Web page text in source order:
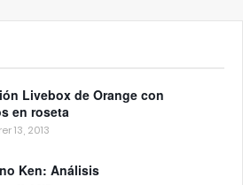
Livebox de Orange con
en roseta
13, 2013
Ken: Análisis